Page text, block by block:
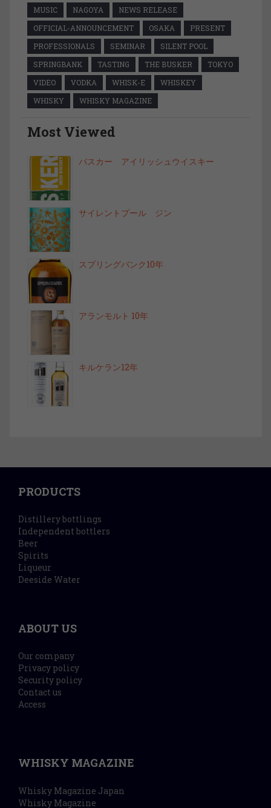
MUSIC
NAGOYA
NEWS RELEASE
OFFICIAL-ANNOUNCEMENT
OSAKA
PRESENT
PROFESSIONALS
SEMINAR
SILENT POOL
SPRINGBANK
TASTING THE BUSKER
TOKYO
VIDEO
VODKA WHISK-E
WHISKEY
WHISKY
WHISKY MAGAZINE
Most Viewed
バスカー アイリッシュウイスキー
サイレントプール ジン
スプリングバンク10年
アランモルト 10年
キルケラン12年
PRODUCTS
Distillery bottlings
Independent bottlers
Beer
Spirits
Liqueur
Deeside Water
ABOUT US
Our company
Privacy policy
Security policy
Contact us
Access
WHISKY MAGAZINE
Whisky Magazine Japan
Whisky Magazine